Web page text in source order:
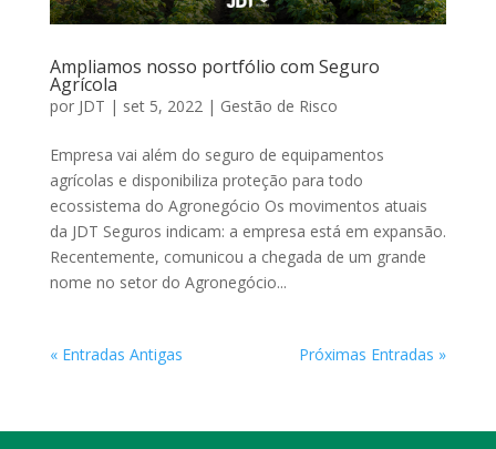
Ampliamos nosso portfólio com Seguro
Agrícola
por JDT | set 5, 2022| Gestão de Risco
Empresa vai além do seguro de equipamentos
agrícolas e disponibiliza proteção para todo
ecossistema do Agronegócio Os movimentos atuais
da JDT Seguros indicam: a empresa está em expansão.
Recentemente, comunicou a chegada de um grande
nome no setor do Agronegócio...
« Entradas Antigas Próximas Entradas »